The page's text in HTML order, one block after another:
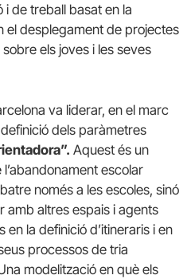
i de treball basat en la
el desplegament de projectes
els joves i les seves
va liderar, en el marc
dels paràmetres
Aquest és un
escolar
només a les escoles, sinó
amb altres espais i agents
la definició d’itineraris i en
processos de tria
modelització en què els